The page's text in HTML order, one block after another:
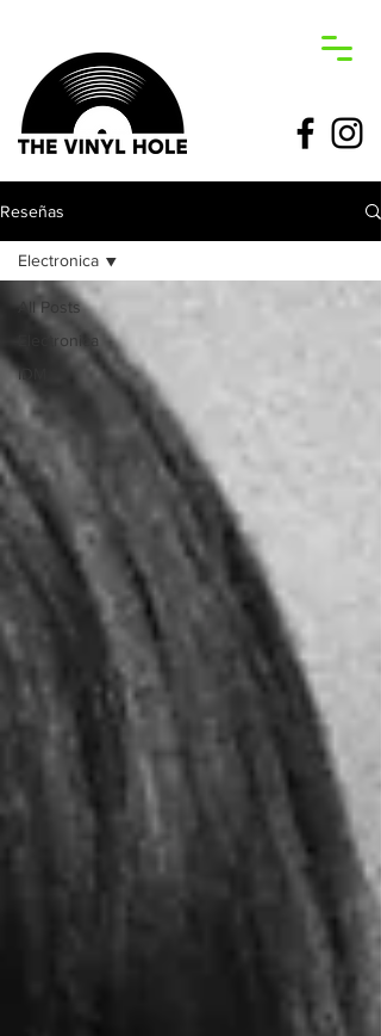
Reseñas
All Posts
Electronica
IDM
Electronica